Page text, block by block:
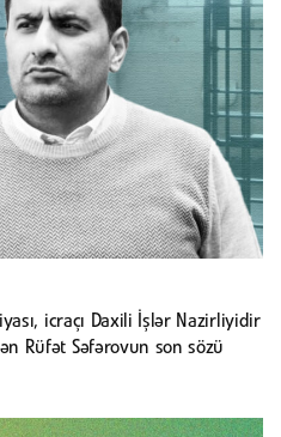
icraçı Daxili İşlər Nazirliyidir
Rüfət Səfərovun son sözü